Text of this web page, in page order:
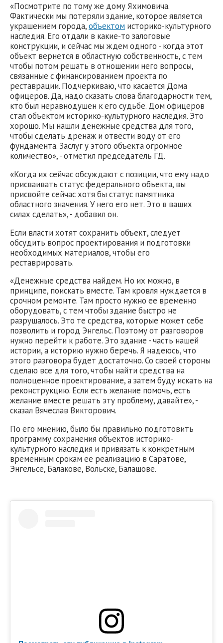
«Посмотрите по тому же дому Яхимовича.
Фактически мы потеряли здание, которое является
украшением города,объектом историко-культурного
наследия. Его отдали в какие-то залоговые
конструкции, и сейчас мы ждем одного - когда этот
объект вернется в областную собственность, с тем
чтобы потом решать в отношении него вопросы,
связанные с финансированием проекта по
реставрации. Подчеркиваю, что касается Дома
офицеров. Да, надо сказать слова благодарности тем,
кто был неравнодушен к его судьбе. Дом офицеров
стал объектом историко-культурного наследия. Это
хорошо. Мы нашли денежные средства для того,
чтобы сделать дренаж и отвести воду от его
фундамента. Заслуг у этого объекта огромное
количество», - отметил председатель ГД.
«Когда их сейчас обсуждают с позиции, что ему надо
присваивать статус федерального объекта, вы
присвойте сейчас хотя бы статус памятника
областного значения. У него его нет. Это в ваших
силах сделать», - добавил он.
Если власти хотят сохранить объект, следует
обсудить вопрос проектирования и подготовки
необходимых материалов, чтобы его
реставрировать.
«Денежные средства найдем. Но их можно, в
принципе, поискать вместе. Там кровля нуждается в
срочном ремонте. Там просто нужно ее временно
оборудовать, с тем чтобы здание быстро не
разрушалось. Это те средства, которые может себе
позволить и город Энгельс. Поэтому от разговоров
нужно перейти к работе. Это здание - часть нашей
истории, а историю нужно беречь. Я надеюсь, что
этого разговора будет достаточно. Со своей стороны
сделаю все для того, чтобы найти средства на
полноценное проектирование, а затем буду искать на
реконструкцию. Если есть желание помочь, есть
желание вместе решать эту проблему, давайте», -
сказал Вячеслав Викторович.
По его мнению, было бы правильно подготовить
программу сохранения объектов историко-
культурного наследия и привязать к конкретным
временным срокам ее реализацию в Саратове,
Энгельсе, Балакове, Вольске, Балашове.